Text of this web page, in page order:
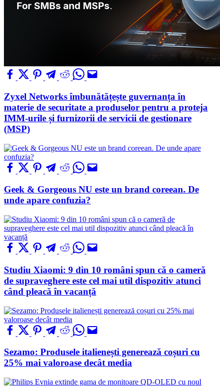
Zyxel Networks îmbunătățește guvernanța în
materie de securitate a produselor pentru a proteja
IMM-urile și furnizorii de servicii de gestionare
(MSP)
Geek & Gorgeous NU este un brand coreean. De
unde apare confuzia?
Studiu Xiaomi: 9 din 10 români spun că o cameră
de supraveghere este cel mai util dispozitiv atunci
când pleacă în vacanță
Sezamo: Produsele italienești generează coșuri cu
25% mai valoroase decât media